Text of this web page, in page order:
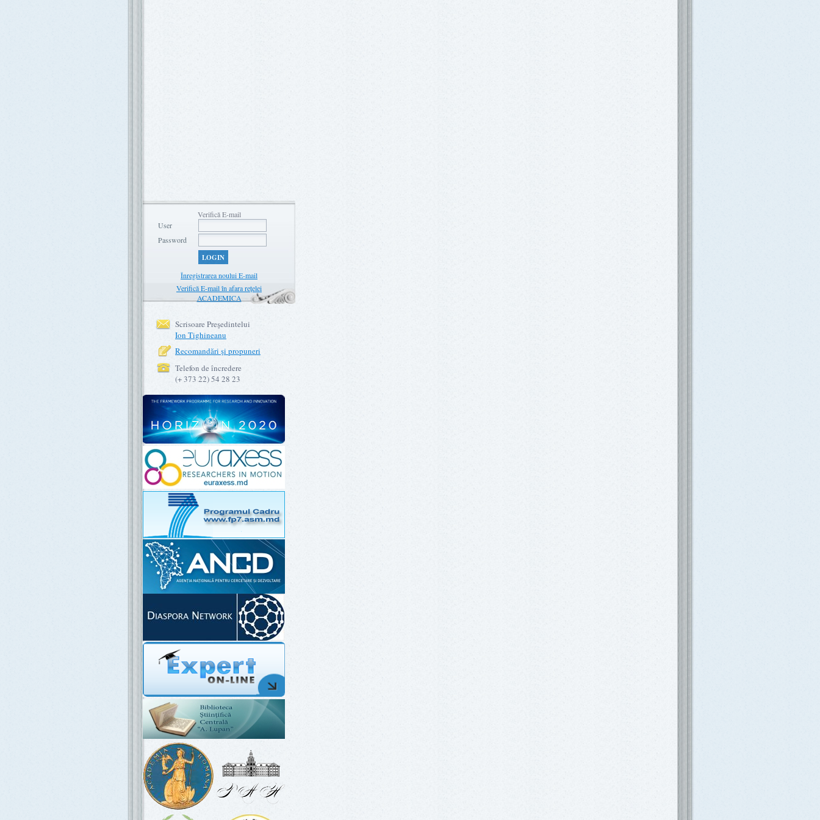
Verifică E-mail
User
Password
LOGIN
Înregistrarea noului E-mail
Verifică E-mail în afara rețelei
ACADEMICA
Scrisoare Preşedintelui
Ion Tighineanu
Recomandări şi propuneri
Telefon de încredere
(+ 373 22) 54 28 23